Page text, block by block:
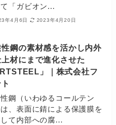
「ガビオン...
年4月6日 2023年4月20日
性鋼の素材感を活かし内外
材にまで進化させた
」｜株式会社フ
鋼（いわゆるコールテン
、表面に錆による保護膜を
て内部への腐...